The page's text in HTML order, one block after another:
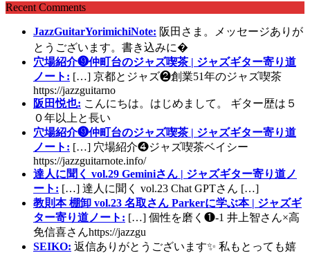
Recent Comments
JazzGuitarYorimichiNote: 阪田さま。メッセージありが
とうございます。書き込みに�
穴場紹介❾仲町台のジャズ喫茶 | ジャズギター寄り道
ノート: […] 京都とジャズ❷創業51年のジャズ喫茶
https://jazzguitarno
阪田悦也: こんにちは。はじめまして。 ギター歴は５
０年以上と長い
穴場紹介❾仲町台のジャズ喫茶 | ジャズギター寄り道
ノート: […] 穴場紹介❹ジャズ喫茶ベイシー
https://jazzguitarnote.info/
達人に聞く vol.29 Geminiさん | ジャズギター寄り道ノ
ート: […] 達人に聞く vol.23 Chat GPTさん […]
教則本 棚卸 vol.23 名取さん Parkerに学ぶ本 | ジャズギ
ター寄り道ノート: […] 個性を磨く❶-1 井上智さん×高
免信喜さんhttps://jazzgu
SEIKO: 返信ありがとうございます✨ 私もとっても嬉